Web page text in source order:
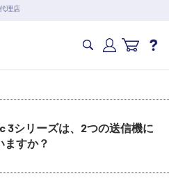
理店
製品
クーター
3シリーズは、2つの送信機に
ますか？